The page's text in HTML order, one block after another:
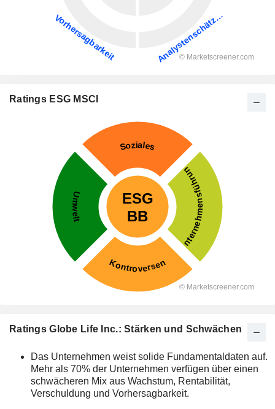
Ratings ESG MSCI
Ratings Globe Life Inc.: Stärken und Schwächen
Das Unternehmen weist solide Fundamentaldaten auf.
Mehr als 70% der Unternehmen verfügen über einen
schwächeren Mix aus Wachstum, Rentabilität,
Verschuldung und Vorhersagbarkeit.